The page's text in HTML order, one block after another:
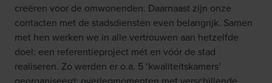
creëren voor de omwonenden. Daarnaast zijn onze
contacten met de stadsdiensten even belangrijk. Samen
met hen werken we in alle vertrouwen aan hetzelfde
doel: een referentieproject mét en vóór de stad
realiseren. Zo werden er o.a. 5 ‘kwaliteitskamers’